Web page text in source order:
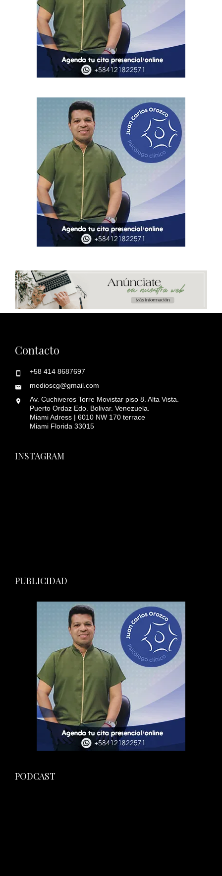
Contacto
+58 414 8687697
medioscg@gmail.com
Av. Cuchiveros Torre Movistar piso 8. Alta Vista.
Puerto Ordaz Edo. Bolivar. Venezuela.
Miami Adress | 6010 NW 170 terrace
Miami Florida 33015
INSTAGRAM
PUBLICIDAD
PODCAST